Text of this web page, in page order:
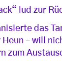
lud zur
das
– will
zum